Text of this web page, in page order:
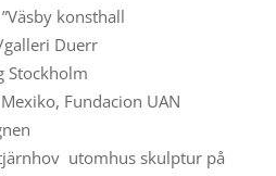
konsthall
Duerr
Stockholm
Fundacion UAN
utomhus skulptur på